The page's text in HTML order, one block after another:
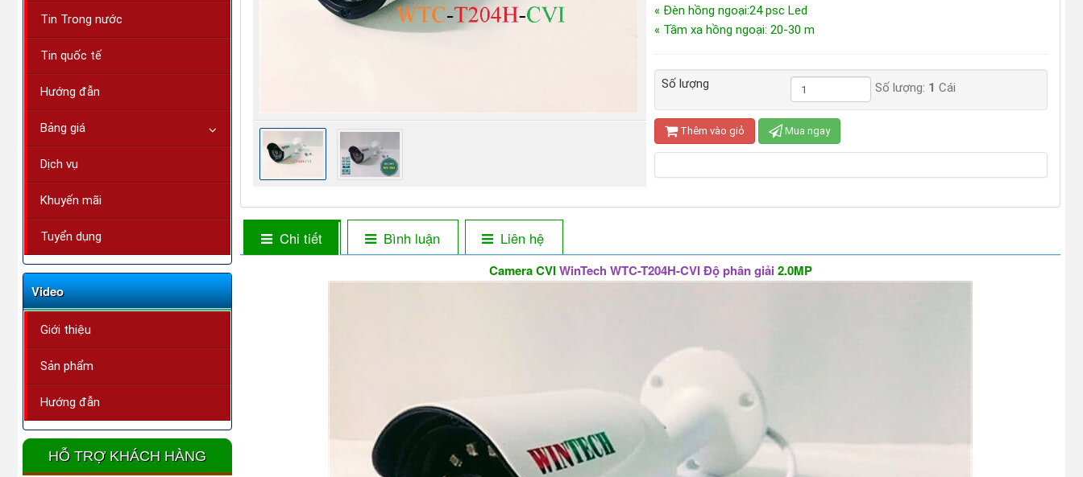
« Đèn hồng ngoại:24 psc Led
« Tầm xa hồng ngoại: 20-30 m
Số lượng Số lượng: 1 Cái
Thêm vào giỏ Mua ngay
Chi tiết Bình luận Liên hệ
Camera CVIWinTech WTC-T204H-CVI Độ phân giải 2.0MP
Tin Trong nước
Tin quốc tế
Hướng đẫn
Bảng giá
Dịch vụ
Khuyến mãi
Tuyển dụng
Video
Giới thiệu
Sản phẩm
Hướng đẫn
HỖ TRỢ KHÁCH HÀNG